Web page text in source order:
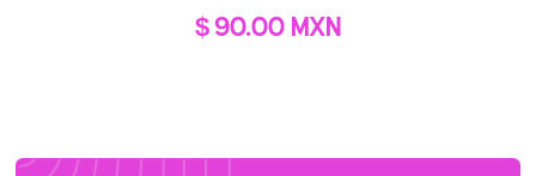
$ 90.00 MXN